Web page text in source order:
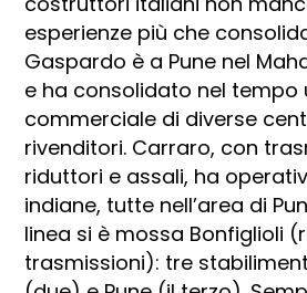
esperienze più che
Gaspardo è a Pune nel
e ha consolidato nel tempo
commerciale di diverse
rivenditori. Carraro, con
riduttori e assali, ha
indiane, tutte nell’area di
linea si è mossa Bonfiglioli
trasmissioni): tre